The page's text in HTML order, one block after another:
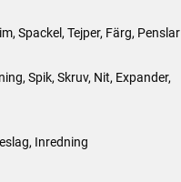
Spackel, Tejper, Färg, Penslar
Spik, Skruv, Nit, Expander,
Inredning